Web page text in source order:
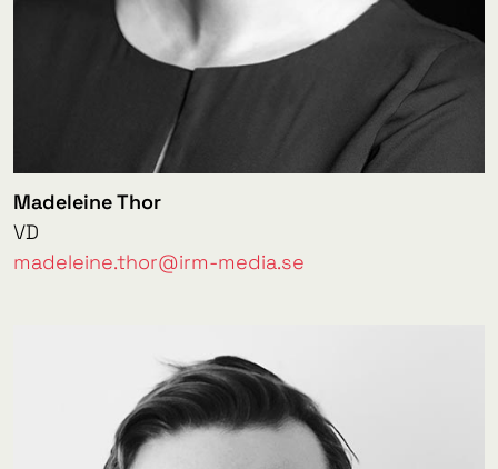
Madeleine Thor
VD
madeleine.thor@irm-media.se